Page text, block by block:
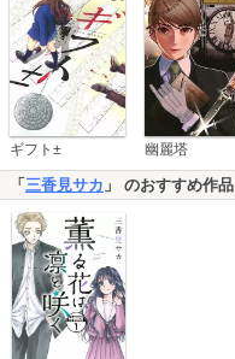
ギフト± 幽麗塔
「 三香見サカ 」 のおすすめ作品